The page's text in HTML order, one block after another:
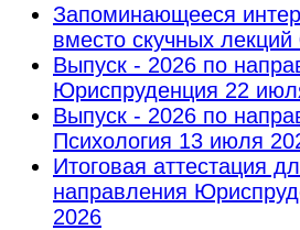
Запоминающееся
вместо скучных лекций
Выпуск - 2026 по
Юриспруденция 22
Выпуск - 2026 по
Психология 13 июля
Итоговая аттестация
направления
2026